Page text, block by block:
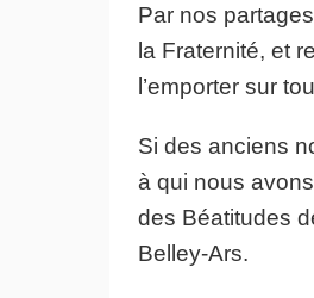
Par nos
la Fraternité, et
l’emporter sur
Si des anciens
à qui nous
des Béatitudes
Belley-Ars.